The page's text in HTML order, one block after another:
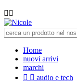

Home
nuovi arrivi
marchi
  audio e tech